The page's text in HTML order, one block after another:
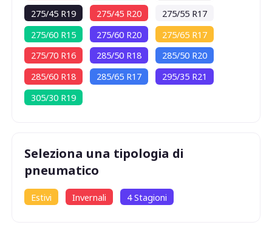
D
275/45 R19
275/45 R20
275/55 R17
275/60 R15
275/60 R20
275/65 R17
275/70 R16
285/50 R18
285/50 R20
285/60 R18
285/65 R17
295/35 R21
305/30 R19
Seleziona una tipologia di
pneumatico
Estivi Invernali 4 Stagioni